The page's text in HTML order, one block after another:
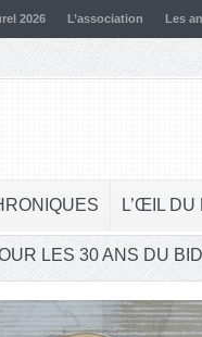
2026 L’association Les
L’ŒIL DU
LES 30 ANS DU